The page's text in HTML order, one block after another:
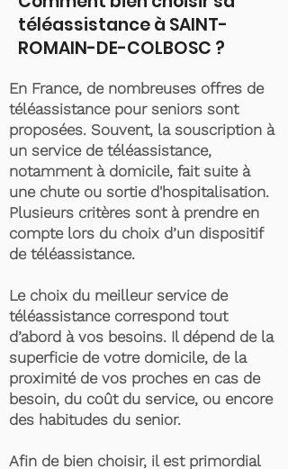
téléassistance à SAINT-
ROMAIN-DE-COLBOSC ?
En France, de nombreuses offres de
téléassistance pour seniors sont
proposées. Souvent, la souscription à
un service de téléassistance,
notamment à domicile, fait suite à
une chute ou sortie d'hospitalisation.
Plusieurs critères sont à prendre en
compte lors du choix d’un dispositif
de téléassistance.
Le choix du meilleur service de
téléassistance correspond tout
d’abord à vos besoins. Il dépend de la
superficie de votre domicile, de la
proximité de vos proches en cas de
besoin, du coût du service, ou encore
des habitudes du senior.
Afin de bien choisir, il est primordial